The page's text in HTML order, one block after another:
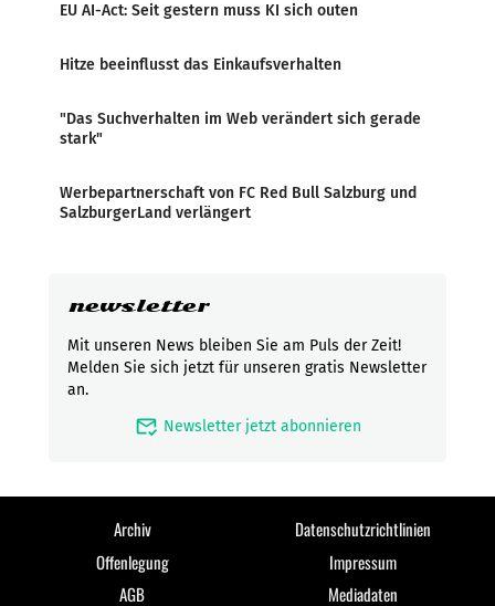
EU AI-Act: Seit gestern muss KI sich outen
Hitze beeinflusst das Einkaufsverhalten
"Das Suchverhalten im Web verändert sich gerade
stark"
Werbepartnerschaft von FC Red Bull Salzburg und
SalzburgerLand verlängert
newsletter
Mit unseren News bleiben Sie am Puls der Zeit!
Melden Sie sich jetzt für unseren gratis Newsletter
an.
mark_email_read Newsletter jetzt abonnieren
Archiv
Datenschutzrichtlinien
Offenlegung
Impressum
AGB
Mediadaten